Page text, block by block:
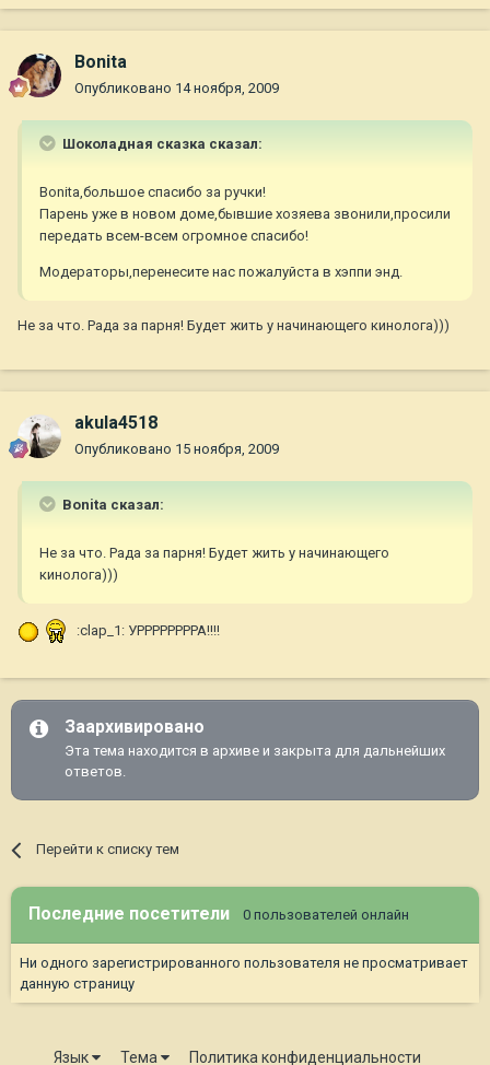
Bonita
Опубликовано 14 ноября, 2009
Шоколадная сказка сказал:
Bonita,большое спасибо за ручки!
Парень уже в новом доме,бывшие хозяева звонили,просили
передать всем-всем огромное спасибо!
Модераторы,перенесите нас пожалуйста в хэппи энд.
Не за что. Рада за парня! Будет жить у начинающего кинолога)))
akula4518
Опубликовано 15 ноября, 2009
Bonita сказал:
Не за что. Рада за парня! Будет жить у начинающего
кинолога)))
:clap_1: УРРРРРРРРА!!!!
Заархивировано
Эта тема находится в архиве и закрыта для дальнейших
ответов.
Перейти к списку тем
Последние посетители 0 пользователей онлайн
Ни одного зарегистрированного пользователя не просматривает
данную страницу
Язык Тема Политика конфиденциальности